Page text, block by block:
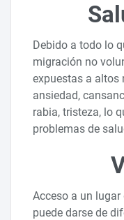
Debido a todo lo
migración no
expuestas a altos
ansiedad,
rabia, tristeza, lo
problemas de
Acceso a un
puede darse de